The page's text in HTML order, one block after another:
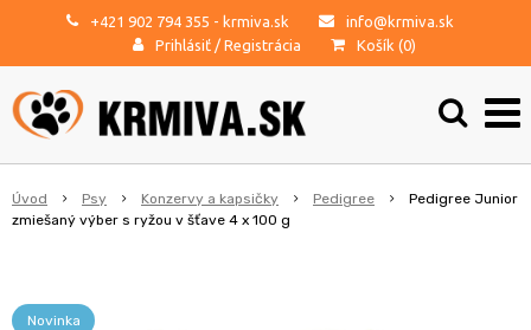
+421 902 794 355 - krmiva.sk
info@krmiva.sk
Prihlásiť / Registrácia Košík (0)
Úvod Psy Konzervy a kapsičky Pedigree
Pedigree Junior
zmiešaný výber s ryžou v šťave 4 x 100 g
Novinka